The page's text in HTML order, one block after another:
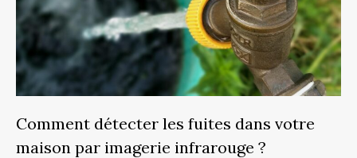
Comment détecter les fuites dans votre
maison par imagerie infrarouge ?